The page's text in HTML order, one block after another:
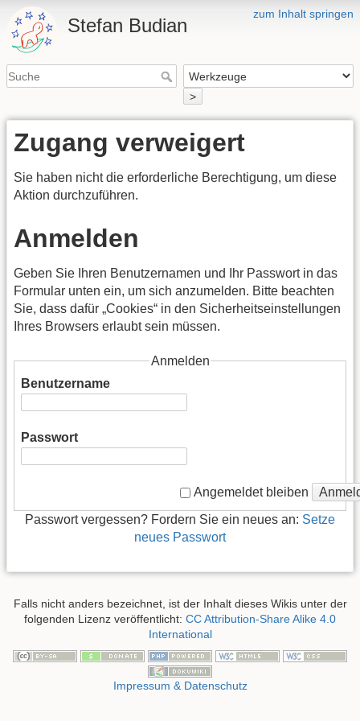
zum Inhalt springen
Stefan Budian
>
Zugang verweigert
Sie haben nicht die erforderliche Berechtigung, um diese
Aktion durchzuführen.
Anmelden
Geben Sie Ihren Benutzernamen und Ihr Passwort in das
Formular unten ein, um sich anzumelden. Bitte beachten
Sie, dass dafür „Cookies“ in den Sicherheitseinstellungen
Ihres Browsers erlaubt sein müssen.
Anmelden
Benutzername
Passwort
Angemeldet bleiben
Passwort vergessen? Fordern Sie ein neues an: Setze
neues Passwort
Falls nicht anders bezeichnet, ist der Inhalt dieses Wikis unter der
folgenden Lizenz veröffentlicht: CC Attribution-Share Alike 4.0
International
Impressum & Datenschutz